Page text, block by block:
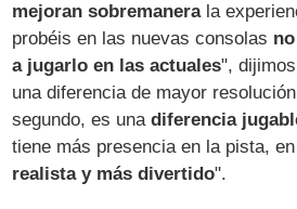
mejoran sobremanerala
probéis en las nuevas consolas
a jugarlo en las actuales",
una diferencia de mayor
segundo, es unadiferencia
tiene más presencia en la pista,
realista y más divertido".